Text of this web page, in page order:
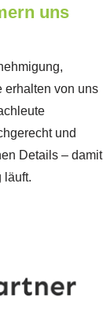
uns
erhalten von uns
und
Details – damit
läuft.